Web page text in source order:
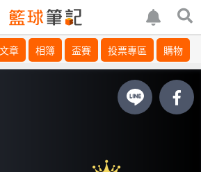
文章 相簿 盃賽 投票專區 購物